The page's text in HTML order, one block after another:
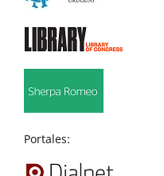
Portales: